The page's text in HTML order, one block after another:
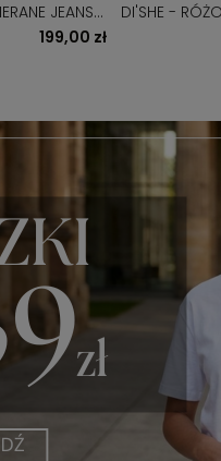
JEANSY
199,00 zł
DI'SHE -